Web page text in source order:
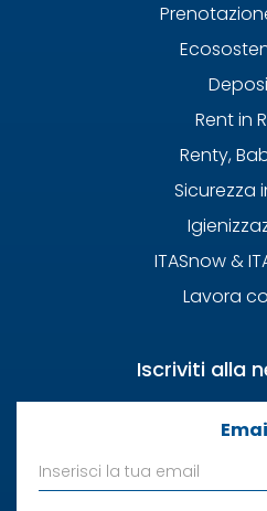
Rent in
Renty,
Sicurezza
ITASnow &
Lavora
Iscriviti alla